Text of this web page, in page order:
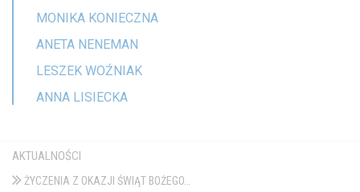
MONIKA KONIECZNA
ANETA NENEMAN
LESZEK WOŹNIAK
ANNA LISIECKA
AKTUALNOŚCI
ŻYCZENIA Z OKAZJI ŚWIĄT BOŻEGO…